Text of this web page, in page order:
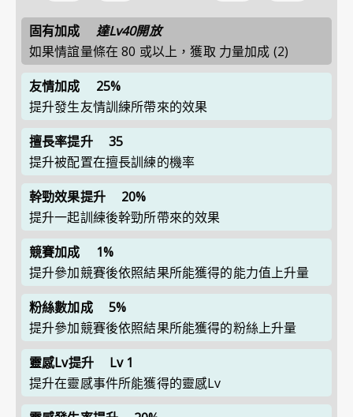
固有加成
達Lv40開放
如果情誼量條在 80 或以上，獲取 力量加成 (2)
友情加成
25%
提升發生友情訓練所帶來的效果
擅長率提升
35
提升被配置在擅長訓練的機率
幹勁效果提升
20%
提升一起訓練後幹勁所帶來的效果
競賽加成
1%
提升參加競賽後依照結果所能獲得的能力值上升量
粉絲數加成
5%
提升參加競賽後依照結果所能獲得的粉絲上升量
靈感Lv提升
Lv 1
提升在靈感事件所能獲得的靈感Lv